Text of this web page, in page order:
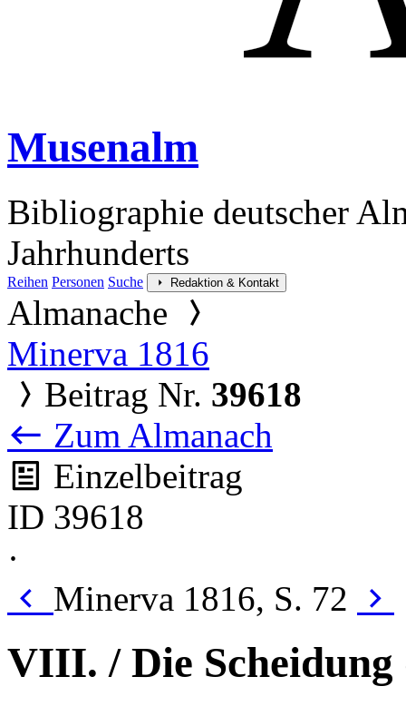
Musenalm
Bibliographie deutscher
Jahrhunderts
Reihen Personen Suche Redaktion & Kontakt
Almanache
Minerva 1816
Beitrag Nr. 39618
Zum Almanach
Einzelbeitrag
ID 39618
·
Minerva 1816, S. 72
VIII. / Die Scheidung